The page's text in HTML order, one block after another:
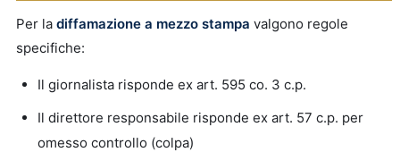
Per la diffamazione a mezzo stampa valgono regole
specifiche:
Il giornalista risponde ex art. 595 co. 3 c.p.
Il direttore responsabile risponde ex art. 57 c.p. per
omesso controllo (colpa)